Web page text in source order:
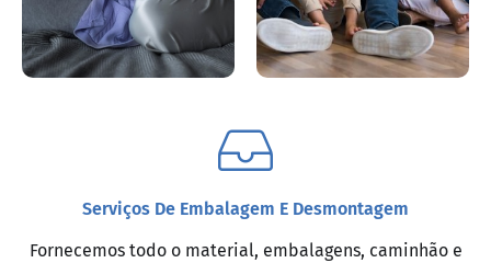
Serviços De Embalagem E Desmontagem
Fornecemos todo o material, embalagens, caminhão e